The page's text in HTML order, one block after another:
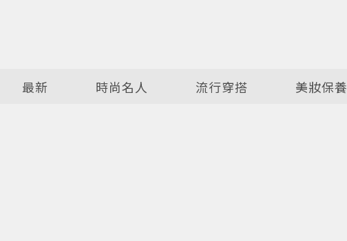
最新 時尚名人 流行穿搭 美妝保養